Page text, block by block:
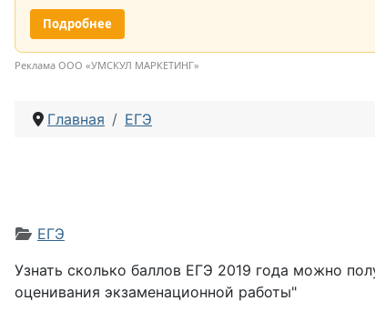
Подробнее
Реклама ООО «УМСКУЛ МАРКЕТИНГ»
Главная ЕГЭ
Информация о материале
ЕГЭ
Узнать сколько баллов ЕГЭ 2019 года можно
оценивания экзаменационной работы"